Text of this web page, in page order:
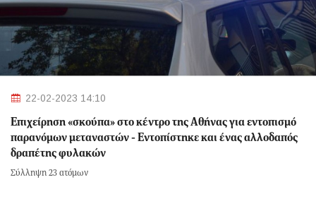
22-02-2023 14:10
Επιχείρηση «σκούπα» στο κέντρο της Αθήνας για εντοπισμό
παρανόμων μεταναστών - Εντοπίστηκε και ένας αλλοδαπός
δραπέτης φυλακών
Σύλληψη 23 ατόμων